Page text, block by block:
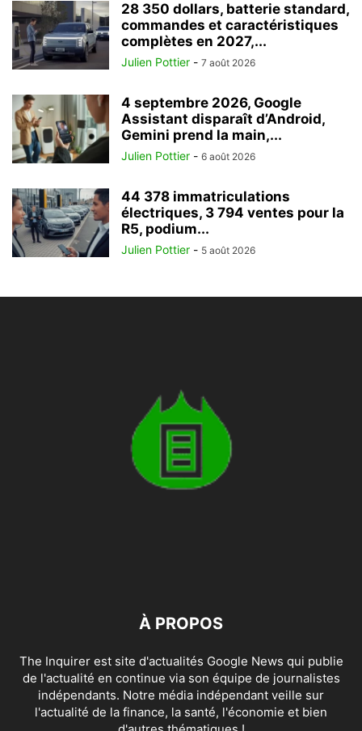
28 350 dollars, batterie standard,
commandes et caractéristiques
complètes en 2027,...
Julien Pottier - 7 août 2026
4 septembre 2026, Google
Assistant disparaît d’Android,
Gemini prend la main,...
Julien Pottier - 6 août 2026
44 378 immatriculations
électriques, 3 794 ventes pour la
R5, podium...
Julien Pottier - 5 août 2026
À PROPOS
The Inquirer est site d'actualités Google News qui publie
de l'actualité en continue via son équipe de journalistes
indépendants. Notre média indépendant veille sur
l'actualité de la finance, la santé, l'économie et bien